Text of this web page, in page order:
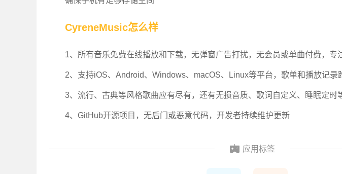
CyreneMusic怎么样
1、所有音乐免费在线播放和下载，无弹窗广告打扰，无会员或单曲付费，专
2、支持iOS、Android、Windows、macOS、Linux等平台，歌单和播放记录
3、流行、古典等风格歌曲应有尽有，还有无损音质、歌词自定义、睡眠定时
4、GitHub开源项目，无后门或恶意代码，开发者持续维护更新
应用标签